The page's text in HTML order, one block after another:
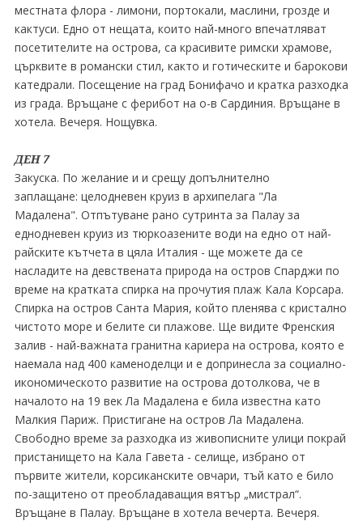
местната флора - лимони, портокали, маслини, грозде и
кактуси. Едно от нещата, които най-много впечатляват
посетителите на острова, са красивите римски храмове,
църквите в романски стил, както и готическите и барокови
катедрали. Посещение на град Бонифачо и кратка разходка
из града. Връщане с ферибот на о-в Сардиния. Връщане в
хотела. Вечеря. Нощувка.
ДЕН 7
Закуска. По желание и и срещу допълнително
заплащане: целодневен круиз в архипелага "Ла
Мадалена". Отпътуване рано сутринта за Палау за
еднодневен круиз из тюркоазените води на едно от най-
райските кътчета в цяла Италия - ще можете да се
насладите на девствената природа на остров Спарджи по
време на кратката спирка на прочутия плаж Кала Корсара.
Спирка на остров Санта Мария, който пленява с кристално
чистото море и белите си плажове. Ще видите Френския
залив - най-важната гранитна кариера на острова, която е
наемала над 400 каменоделци и е допринесла за социално-
икономическото развитие на острова дотолкова, че в
началото на 19 век Ла Мадалена е била известна като
Малкия Париж. Пристигане на остров Ла Мадалена.
Свободно време за разходка из живописните улици покрай
пристанището на Кала Гавета - селище, избрано от
първите жители, корсиканските овчари, тъй като е било
по-защитено от преобладаващия вятър „мистрал“.
Връщане в Палау. Връщане в хотела вечерта. Вечеря.